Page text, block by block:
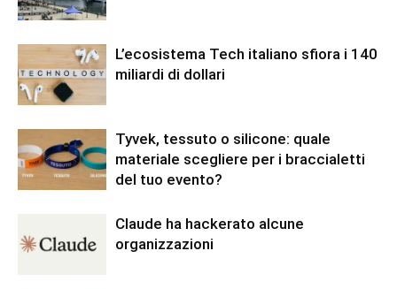
L’ecosistema Tech italiano sfiora i 140
miliardi di dollari
Tyvek, tessuto o silicone: quale
materiale scegliere per i braccialetti
del tuo evento?
Claude ha hackerato alcune
organizzazioni